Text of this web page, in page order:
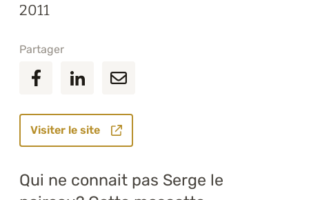
2011
Partager
Visiter le site
Qui ne connait pas Serge le